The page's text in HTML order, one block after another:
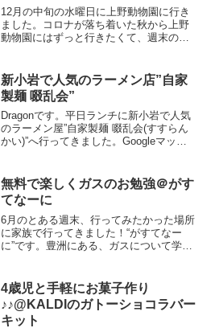
12月の中旬の水曜日に上野動物園に行き
ました。コロナが落ち着いた秋から上野
動物園にはずっと行きたくて、週末の予
を取って行ってきましたー！今回は車で
行きました。10時から...
新小岩で人気のラーメン店”自家
製麺 啜乱会”
Dragonです。平日ランチに新小岩で人気
のラーメン屋”自家製麺 啜乱会(すすらん
かい)”へ行ってきました。Googleマップ
無料で楽しくガスのお勉強＠がす
てなーに
6月のとある週末、行ってみたかった場所
に家族で行ってきました！“がすてなー
に”です。豊洲にある、ガスについて学ぶ
組みを知ることができます。入館料が無
料だけど充実した施設...
4歳児と手軽にお菓子作り
♪♪@KALDIのガトーショコラバー
キット